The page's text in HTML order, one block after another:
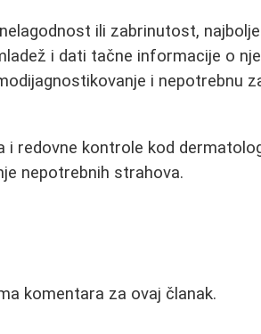
ili zabrinutost,
i dati tačne informacije o
i nepotrebnu
i redovne kontrole kod
nepotrebnih strahova.
komentara za ovaj članak.